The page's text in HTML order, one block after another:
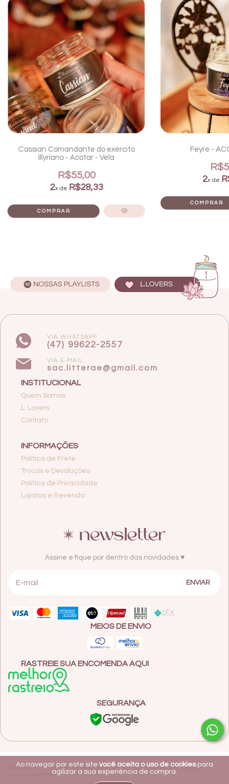
Ao navegar por este site você aceita o uso de cookiespara
agilizar a sua experiência de compra.
Cassian Comandante do exército
Illyriano - Acotar - Vela
R$55,00
2x de R$28,33
Feyre -
2x de
VIA WHATSAPP
(47) 99622-2557
VIA E-MAIL
sac.litterae@gmail.com
INSTITUCIONAL
Quem Somos
L. Lovers
Contato
INFORMAÇÕES
Política de Frete
Trocas e Devoluções
Política de Privacidade
Lojistas e Revenda
Assine e fique por dentro das novidades ♥
MEIOS DE ENVIO
RASTREIE SUA ENCOMENDA AQUI
SEGURANÇA
Copyright Litterae Velas Literárias - 35649208000110 - 2026. Todos os
direitos reservados.